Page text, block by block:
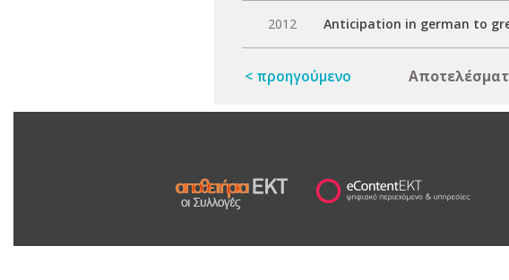
2012 Anticipation in german to
< προηγούμενο